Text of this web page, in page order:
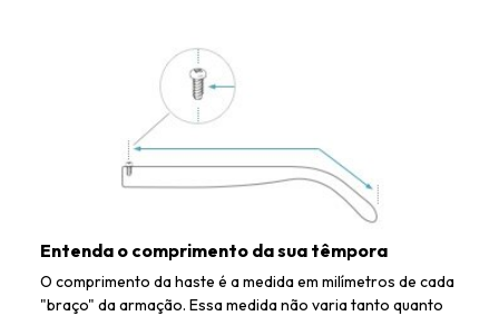
Entenda o comprimento da sua têmpora
O comprimento da haste é a medida em milímetros de cada
"braço" da armação. Essa medida não varia tanto quanto